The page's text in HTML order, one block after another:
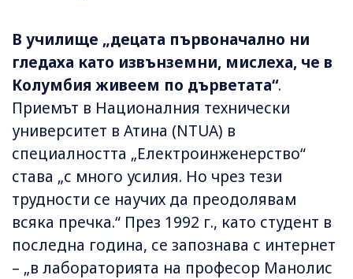
В училище „децата първоначално ни
гледаха като извънземни, мислеха, че в
Колумбия живеем по дърветата“.
Приемът в Националния технически
университет в Атина (NTUA) в
специалността „Електроинженерство“
става „с много усилия. Но чрез тези
трудности се научих да преодолявам
всяка пречка.“ През 1992 г., като студент в
последна година, се запознава с интернет
– „в лабораторията на професор Манолис